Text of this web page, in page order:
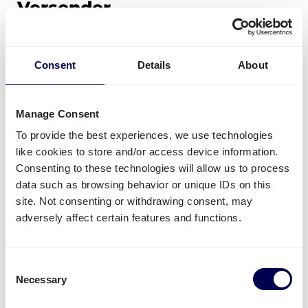
Consent Details About
Manage Consent
To provide the best experiences, we use technologies
like cookies to store and/or access device information.
Consenting to these technologies will allow us to process
data such as browsing behavior or unique IDs on this
site. Not consenting or withdrawing consent, may
adversely affect certain features and functions.
Selection
Necessary
Versender
Sie können eine Veränderung Ihrer Bestellung
Voraussetzung dafür ist, dass dies 24h vor der
Abholung der Pakete uns mitgeteilt wird.
Wo ist Quicargo tätig?
Wir operieren von Amsterdam, Holland, aus.
Aktuell sind übergroße Paketsendungen nur
werden. Egal ob